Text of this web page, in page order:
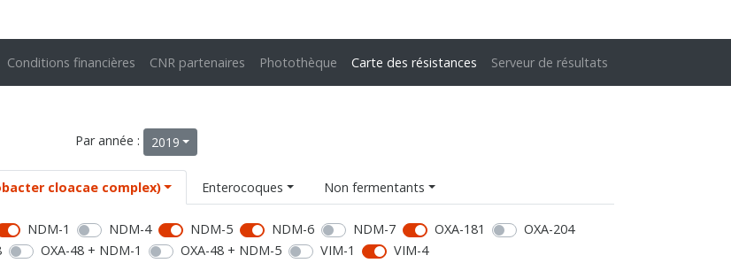
Conditions financières CNR partenaires Photothèque Carte des résistances Serveur de résultats
Par année : 2019
cloacae complex) Enterocoques Non fermentants
NDM-1 NDM-4 NDM-5 NDM-6 NDM-7 OXA-181
OXA-204
OXA-48 + NDM-1 OXA-48 + NDM-5 VIM-1 VIM-4